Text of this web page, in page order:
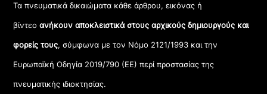
Τα πνευματικά δικαιώματα κάθε άρθρου, εικόνας ή
βίντεοανήκουν αποκλειστικά στους αρχικούς δημιουργούς και
φορείς τους, σύμφωνα με τον Νόμο 2121/1993 και την
Ευρωπαϊκή Οδηγία 2019/790 (ΕΕ) περί προστασίας της
πνευματικής ιδιοκτησίας.